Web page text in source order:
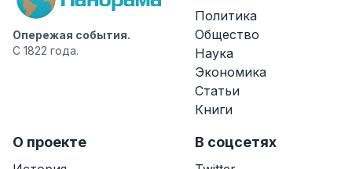
Опережая события.
С 1822 года.
Политика
Общество
Наука
Экономика
Статьи
Книги
О проекте В соцсетях